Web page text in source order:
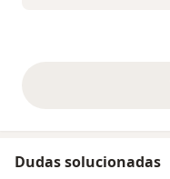
Dudas solucionadas